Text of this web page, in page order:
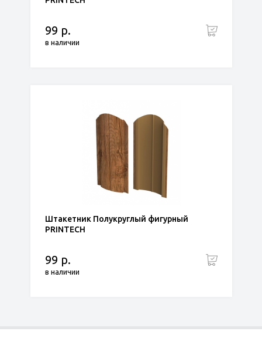
99 р.
в наличии
Штакетник Полукруглый фигурный
PRINTECH
99 р.
в наличии